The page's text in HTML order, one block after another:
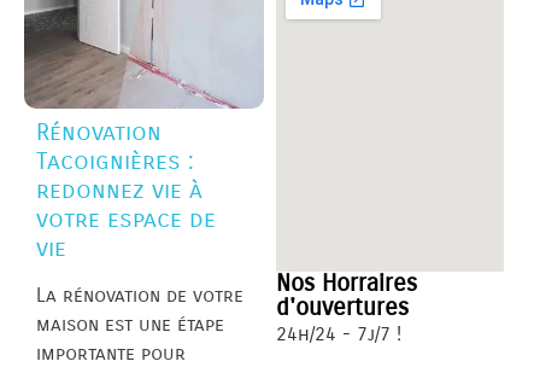
Rénovation
Tacoignières :
redonnez vie à
votre espace de
vie
La rénovation de votre
maison est une étape
importante pour
Nos Horraires
d'ouvertures
24h/24 - 7j/7 !